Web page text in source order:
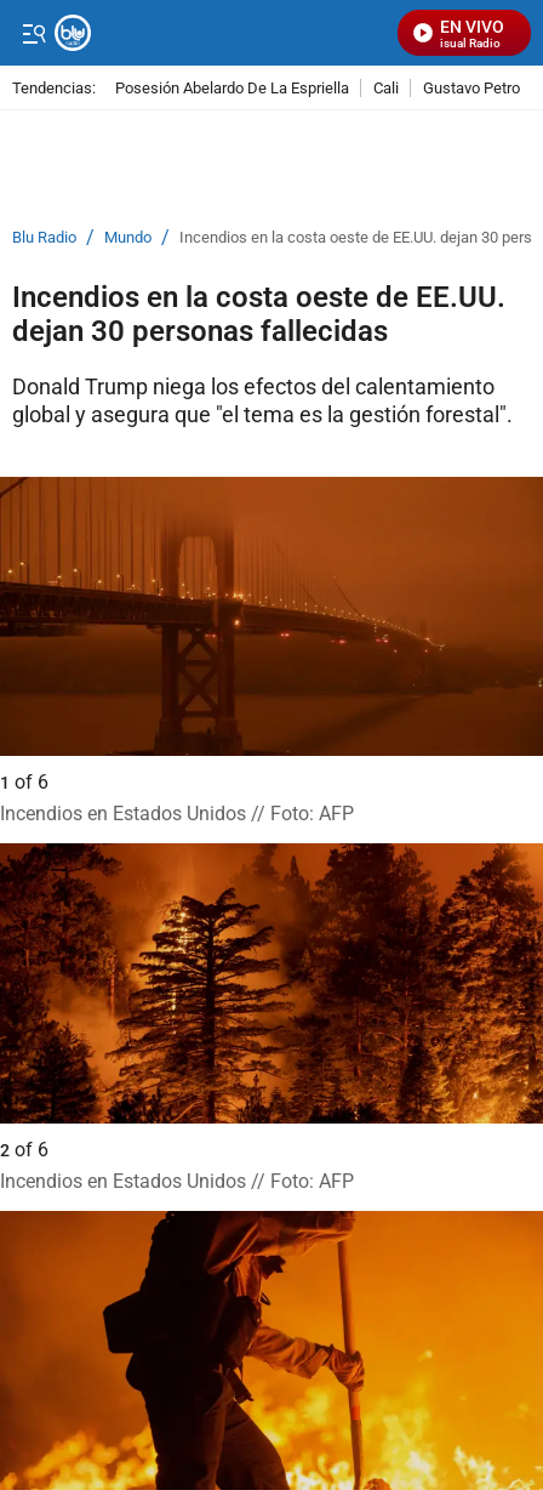
EN VIVO
Señal Visual Radio
Tendencias: Posesión Abelardo De La Espriella Cali Gustavo Petro
Blu Radio / Mundo / Incendios en la costa oeste de EE.UU. dejan 30
Incendios en la costa oeste de EE.UU.
dejan 30 personas fallecidas
Donald Trump niega los efectos del calentamiento
global y asegura que "el tema es la gestión forestal".
1 of 6
Incendios en Estados Unidos // Foto: AFP
2 of 6
Incendios en Estados Unidos // Foto: AFP